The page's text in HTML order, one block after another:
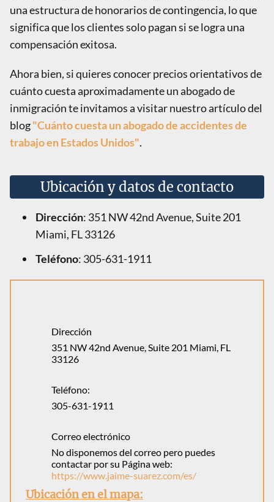
una estructura de honorarios de contingencia, lo que
significa que los clientes solo pagan si se logra una
compensación exitosa.
Ahora bien, si quieres conocer precios orientativos de
cuánto cuesta aproximadamente un abogado de
inmigración te invitamos a visitar nuestro artículo del
blog"Cuánto cuesta un abogado de accidentes de
trabajo en Estados Unidos".
Ubicación y datos de contacto
Dirección: 351 NW 42nd Avenue, Suite 201
Miami, FL 33126
Teléfono: 305-631-1911
Dirección
351 NW 42nd Avenue, Suite 201 Miami, FL
33126
Teléfono:
305-631-1911
Correo electrónico
No disponemos del correo pero puedes
contactar por su Página web:
https://www.jaime-suarez.com/es/
Ubicación en el mapa: